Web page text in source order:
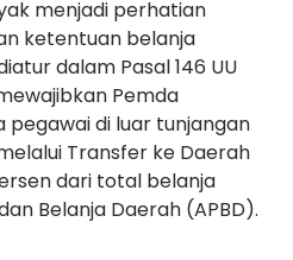
menjadi perhatian
ketentuan belanja
dalam Pasal 146 UU
Pemda
pegawai di luar tunjangan
Transfer ke Daerah
dari total belanja
Belanja Daerah (APBD).